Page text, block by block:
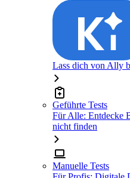
Lass dich von Ally
Geführte Tests
Für Alle: Entdecke
nicht finden
Manuelle Tests